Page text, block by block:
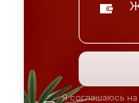
Я соглашаюсь на